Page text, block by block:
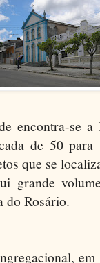
encontra-se
de 50
que se
grande
do Rosário.